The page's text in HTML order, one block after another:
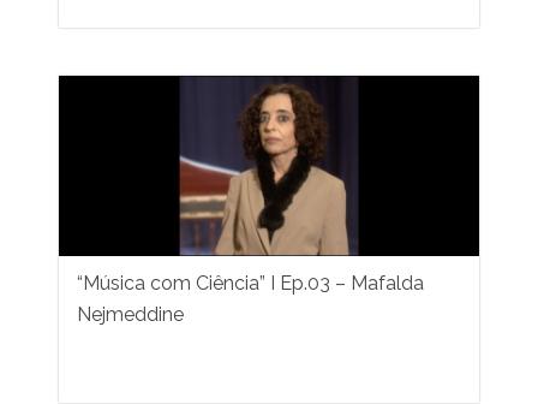
“Música com Ciência” I Ep.03 – Mafalda
Nejmeddine